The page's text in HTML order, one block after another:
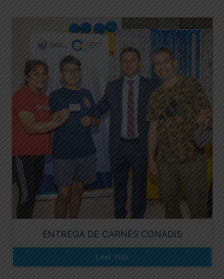
ENTREGA DE CARNÉS CONADIS
Leer más